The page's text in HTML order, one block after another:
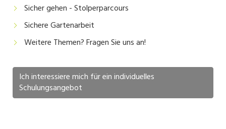
Sicher gehen - Stolperparcours
Sichere Gartenarbeit
Weitere Themen? Fragen Sie uns an!
Ich interessiere mich für ein individuelles
Schulungsangebot